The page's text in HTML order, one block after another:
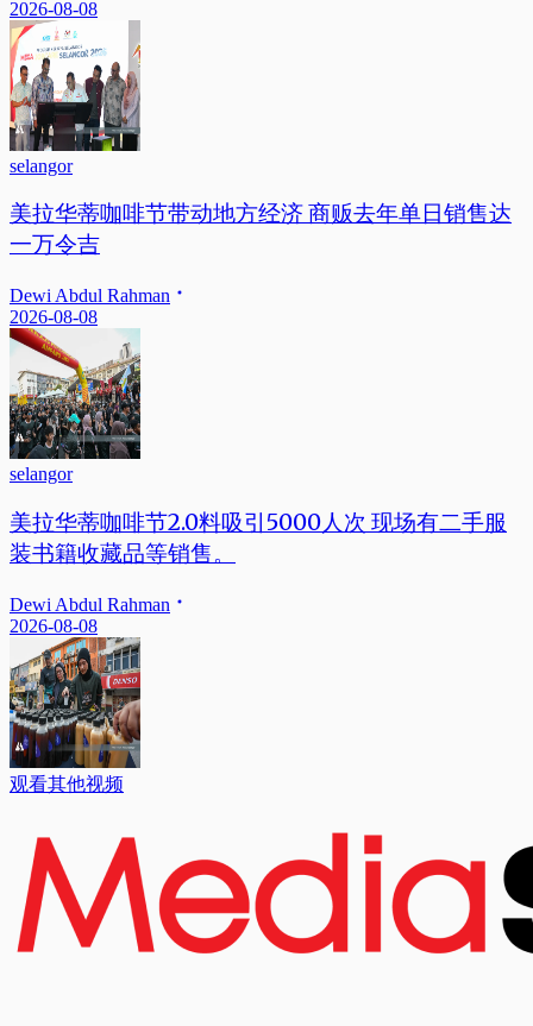
2026-08-08
selangor
美拉华蒂咖啡节带动地方经济 商贩去年单日销售达
一万令吉
Dewi Abdul Rahman
2026-08-08
selangor
美拉华蒂咖啡节2.0料吸引5000人次 现场有二手服
装书籍收藏品等销售。
Dewi Abdul Rahman
2026-08-08
观看其他视频